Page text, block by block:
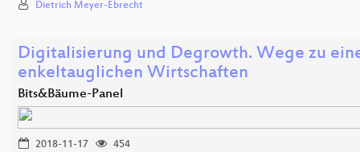
Dietrich Meyer-Ebrecht
Digitalisierung und Degrowth. Wege zu
enkeltauglichen Wirtschaften
Bits&Bäume-Panel
2018-11-17 454